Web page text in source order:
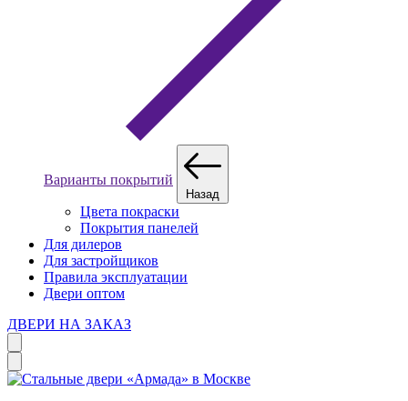
Варианты покрытий
Назад
Цвета покраски
Покрытия панелей
Для дилеров
Для застройщиков
Правила эксплуатации
Двери оптом
ДВЕРИ НА ЗАКАЗ